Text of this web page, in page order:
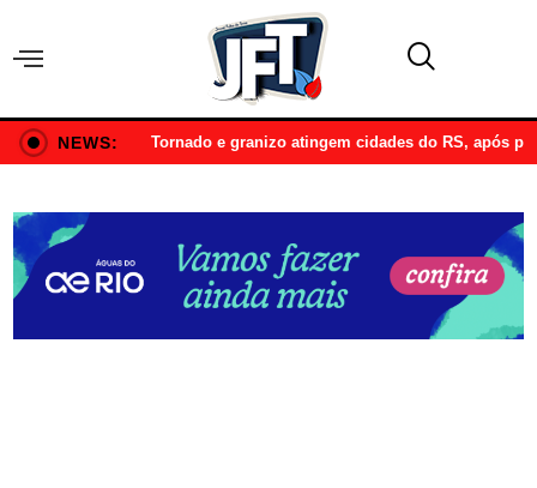
NEWS: Tornado e granizo atingem cidades do RS, após